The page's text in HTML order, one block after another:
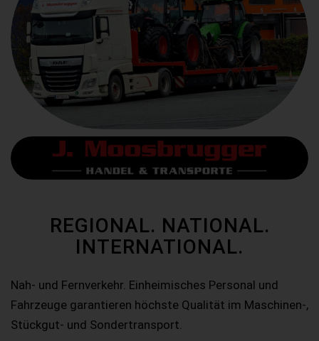
REGIONAL. NATIONAL.
INTERNATIONAL.
Nah- und Fernverkehr. Einheimisches Personal und
Fahrzeuge garantieren höchste Qualität im Maschinen-,
Stückgut- und Sondertransport.